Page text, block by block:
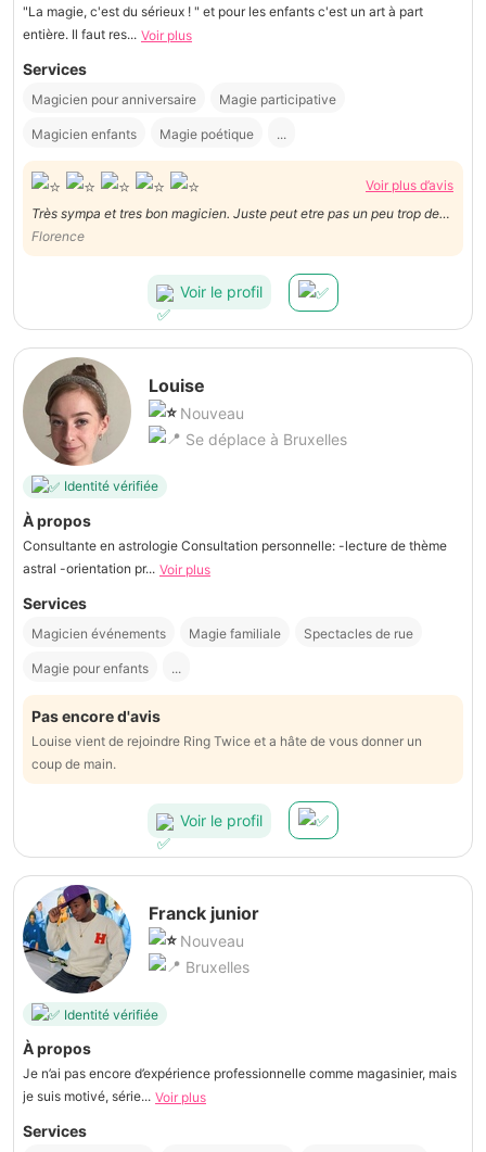
"La magie, c'est du sérieux ! " et pour les enfants c'est un art à part
entière. Il faut res... Voir plus
Services
Magicien pour anniversaire Magie participative
Magicien enfants Magie poétique ...
Voir plus d’avis
Très sympa et tres bon magicien. Juste peut etre pas un peu trop de
Florence
Voir le profil
Louise
Nouveau
Se déplace à Bruxelles
Identité vérifiée
À propos
Consultante en astrologie Consultation personnelle: -lecture de thème
astral -orientation pr... Voir plus
Services
Magicien événements Magie familiale Spectacles de rue
Magie pour enfants ...
Pas encore d'avis
Louise vient de rejoindre Ring Twice et a hâte de vous donner un
coup de main.
Voir le profil
Franck junior
Nouveau
Bruxelles
Identité vérifiée
À propos
Je n’ai pas encore d’expérience professionnelle comme magasinier, mais
je suis motivé, série... Voir plus
Services